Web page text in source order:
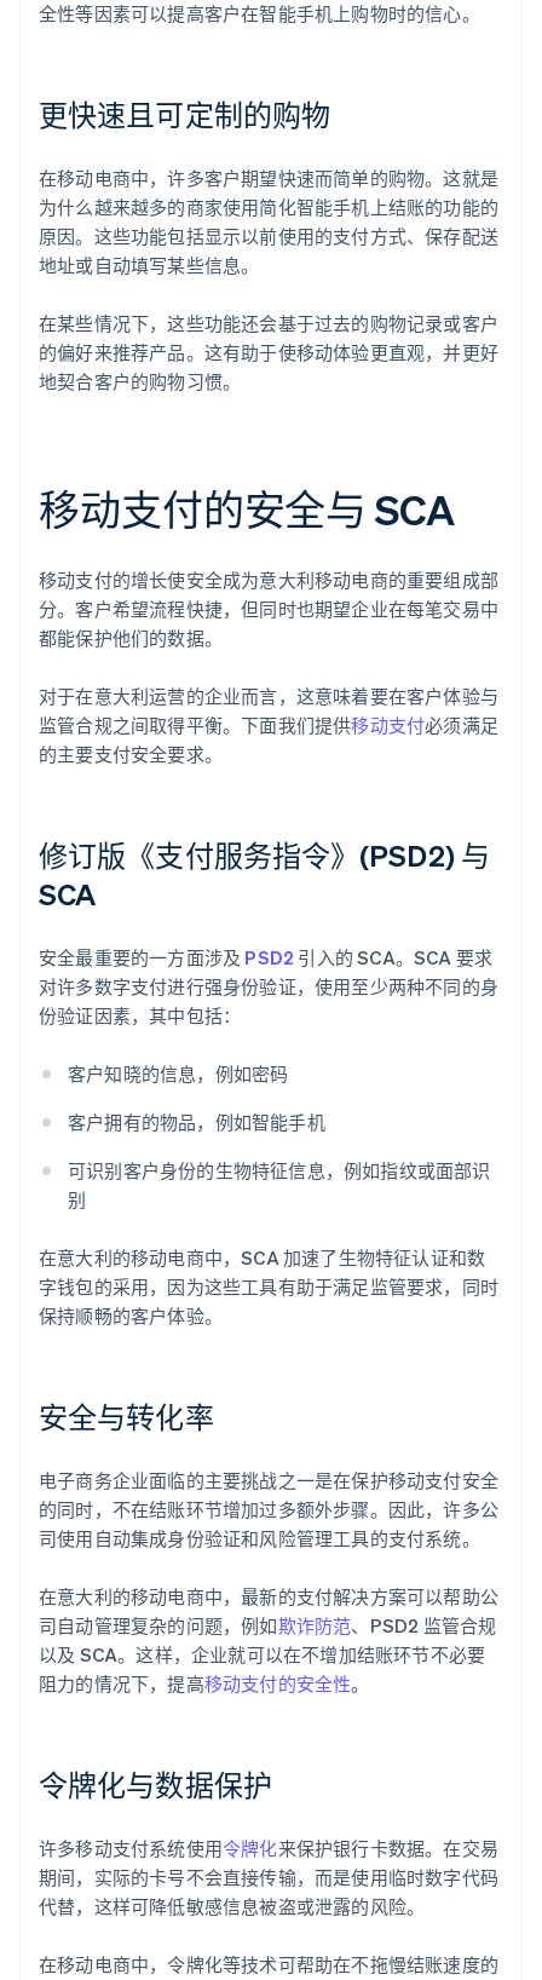
全性等因素可以提高客户在智能手机上购物时的信心。
更快速且可定制的购物
在移动电商中，许多客户期望快速而简单的购物。这就是
为什么越来越多的商家使用简化智能手机上结账的功能的
原因。这些功能包括显示以前使用的支付方式、保存配送
地址或自动填写某些信息。
在某些情况下，这些功能还会基于过去的购物记录或客户
的偏好来推荐产品。这有助于使移动体验更直观，并更好
地契合客户的购物习惯。
移动支付的安全与 SCA
移动支付的增长使安全成为意大利移动电商的重要组成部
分。客户希望流程快捷，但同时也期望企业在每笔交易中
都能保护他们的数据。
对于在意大利运营的企业而言，这意味着要在客户体验与
监管合规之间取得平衡。下面我们提供移动支付必须满足
的主要支付安全要求。
修订版《支付服务指令》(PSD2) 与
SCA
安全最重要的一方面涉及 PSD2 引入的 SCA。SCA 要求
对许多数字支付进行强身份验证，使用至少两种不同的身
份验证因素，其中包括：
客户知晓的信息，例如密码
客户拥有的物品，例如智能手机
可识别客户身份的生物特征信息，例如指纹或面部识
别
在意大利的移动电商中，SCA 加速了生物特征认证和数
字钱包的采用，因为这些工具有助于满足监管要求，同时
保持顺畅的客户体验。
安全与转化率
电子商务企业面临的主要挑战之一是在保护移动支付安全
的同时，不在结账环节增加过多额外步骤。因此，许多公
司使用自动集成身份验证和风险管理工具的支付系统。
在意大利的移动电商中，最新的支付解决方案可以帮助公
司自动管理复杂的问题，例如欺诈防范、PSD2 监管合规
以及 SCA。这样，企业就可以在不增加结账环节不必要
阻力的情况下，提高移动支付的安全性。
令牌化与数据保护
许多移动支付系统使用令牌化来保护银行卡数据。在交易
期间，实际的卡号不会直接传输，而是使用临时数字代码
代替，这样可降低敏感信息被盗或泄露的风险。
在移动电商中，令牌化等技术可帮助在不拖慢结账速度的